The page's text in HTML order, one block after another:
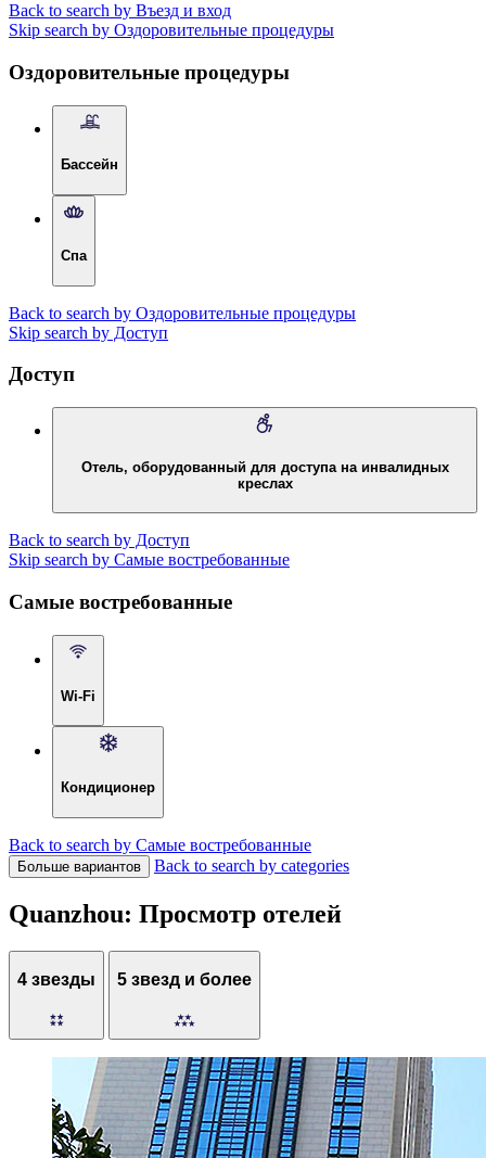
Back to search by Въезд и вход
Skip search by Оздоровительные процедуры
Оздоровительные процедуры
Бассейн
Спа
Back to search by Оздоровительные процедуры
Skip search by Доступ
Доступ
Отель, оборудованный для доступа на инвалидных
креслах
Back to search by Доступ
Skip search by Самые востребованные
Самые востребованные
Wi-Fi
Кондиционер
Back to search by Самые востребованные
Больше вариантов Back to search by categories
Quanzhou: Просмотр отелей
4 звезды 5 звезд и более